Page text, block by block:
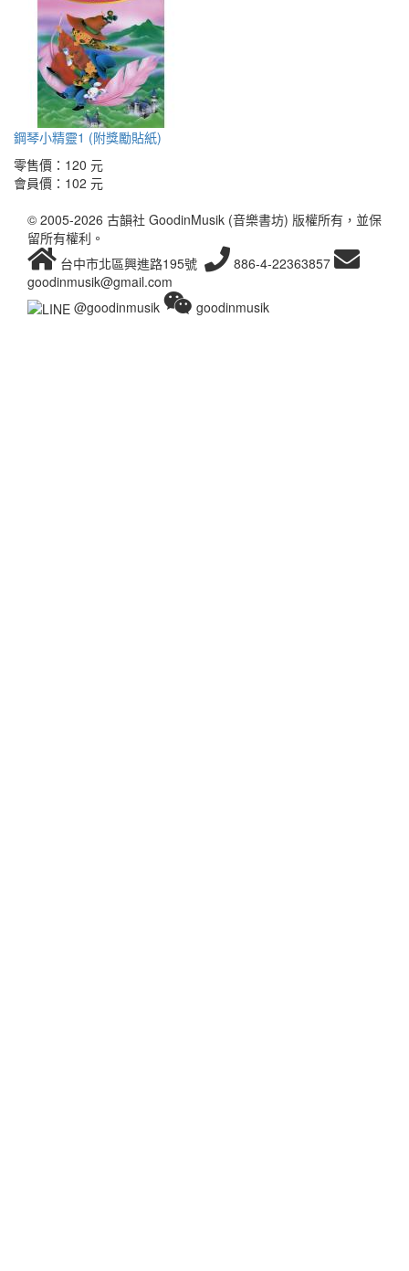
鋼琴小精靈1 (附獎勵貼紙)
零售價： 120 元
會員價： 102 元
© 2005-2026 古韻社 GoodinMusik (音樂書坊) 版權所有，並保
留所有權利。
台中市北區興進路195號
886-4-22363857
goodinmusik@gmail.com
@goodinmusik
goodinmusik